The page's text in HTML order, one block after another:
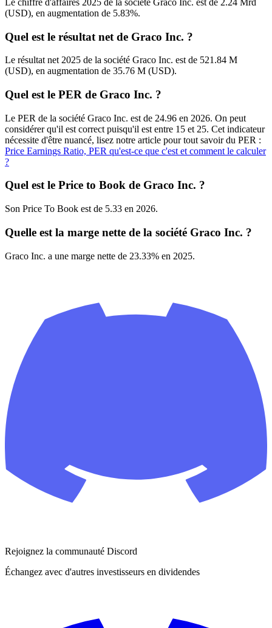
(USD), en augmentation de 5.83%.
Quel est le résultat net de Graco Inc. ?
Le résultat net 2025 de la société Graco Inc. est de 521.84 M
(USD), en augmentation de 35.76 M (USD).
Quel est le PER de Graco Inc. ?
Le PER de la société Graco Inc. est de 24.96 en 2026. On peut
considérer qu'il est correct puisqu'il est entre 15 et 25. Cet indicateur
nécessite d'être nuancé, lisez notre article pour tout savoir du PER :
Price Earnings Ratio, PER qu'est-ce que c'est et comment le calculer
?
Quel est le Price to Book de Graco Inc. ?
Son Price To Book est de 5.33 en 2026.
Quelle est la marge nette de la société Graco Inc. ?
Graco Inc. a une marge nette de 23.33% en 2025.
Rejoignez la communauté Discord
Échangez avec d'autres investisseurs en dividendes